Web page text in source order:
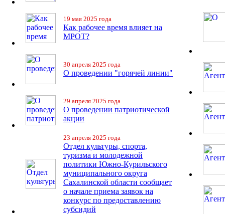
19 мая 2025 года
Как рабочее время влияет на
МРОТ?
30 апреля 2025 года
О проведении "горячей линии"
29 апреля 2025 года
О проведении патриотической
акции
23 апреля 2025 года
Отдел культуры, спорта,
туризма и молодежной
политики Южно-Курильского
муниципального округа
Сахалинской области сообщает
о начале приема заявок на
конкурс по предоставлению
субсидий